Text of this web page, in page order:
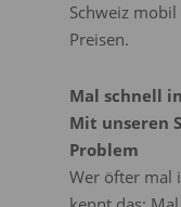
Schweiz
Preisen.
Mal schnell
Mit unseren
Problem
Wer öfter mal